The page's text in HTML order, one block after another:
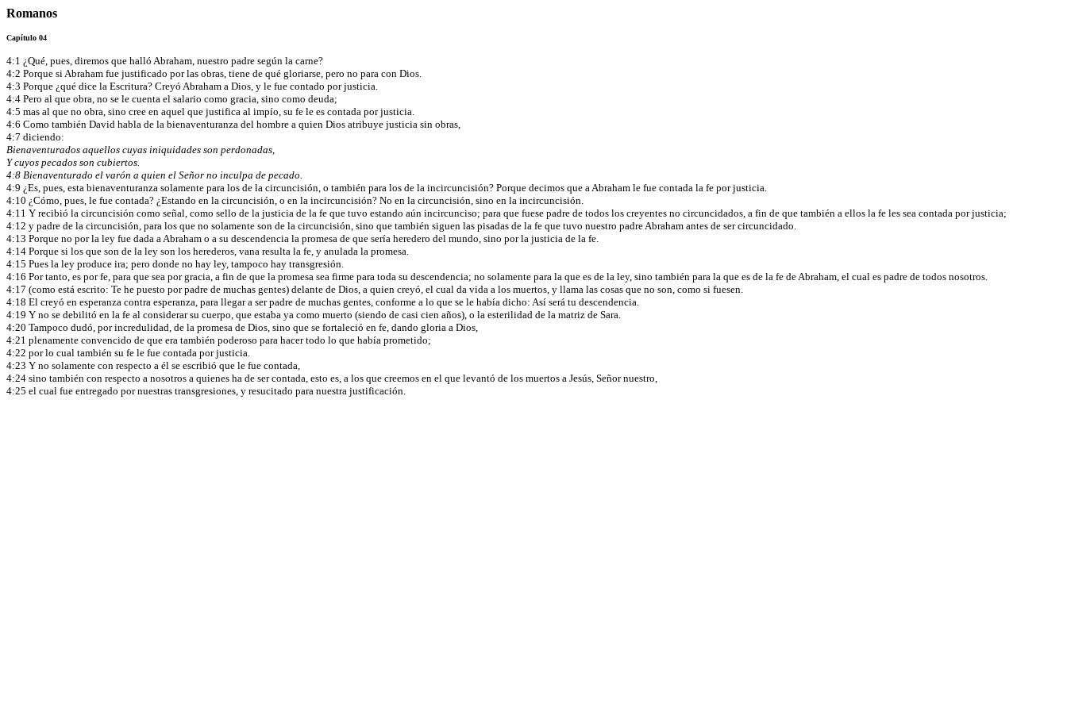
Romanos
Capítulo 04
4:1 ¿Qué, pues, diremos que halló Abraham, nuestro padre según la carne?
4:2 Porque si Abraham fue justificado por las obras, tiene de qué gloriarse, pero no para con Dios.
4:3 Porque ¿qué dice la Escritura? Creyó Abraham a Dios, y le fue contado por justicia.
4:4 Pero al que obra, no se le cuenta el salario como gracia, sino como deuda;
4:5 mas al que no obra, sino cree en aquel que justifica al impío, su fe le es contada por justicia.
4:6 Como también David habla de la bienaventuranza del hombre a quien Dios atribuye justicia sin obras,
4:7 diciendo:
Bienaventurados aquellos cuyas iniquidades son perdonadas,
Y cuyos pecados son cubiertos.
4:8 Bienaventurado el varón a quien el Señor no inculpa de pecado.
4:9 ¿Es, pues, esta bienaventuranza solamente para los de la circuncisión, o también para los de la incircuncisión? Porque decimos que a Abraham le fue contada la fe por justicia.
4:10 ¿Cómo, pues, le fue contada? ¿Estando en la circuncisión, o en la incircuncisión? No en la circuncisión, sino en la incircuncisión.
4:11 Y recibió la circuncisión como señal, como sello de la justicia de la fe que tuvo estando aún incircunciso; para que fuese padre de todos los creyentes no circuncidados, a fin de que también a ellos la fe les sea contada por justicia;
4:12 y padre de la circuncisión, para los que no solamente son de la circuncisión, sino que también siguen las pisadas de la fe que tuvo nuestro padre Abraham antes de ser circuncidado.
4:13 Porque no por la ley fue dada a Abraham o a su descendencia la promesa de que sería heredero del mundo, sino por la justicia de la fe.
4:14 Porque si los que son de la ley son los herederos, vana resulta la fe, y anulada la promesa.
4:15 Pues la ley produce ira; pero donde no hay ley, tampoco hay transgresión.
4:16 Por tanto, es por fe, para que sea por gracia, a fin de que la promesa sea firme para toda su descendencia; no solamente para la que es de la ley, sino también para la que es de la fe de Abraham, el cual es padre de todos nosotros.
4:17 (como está escrito: Te he puesto por padre de muchas gentes) delante de Dios, a quien creyó, el cual da vida a los muertos, y llama las cosas que no son, como si fuesen.
4:18 El creyó en esperanza contra esperanza, para llegar a ser padre de muchas gentes, conforme a lo que se le había dicho: Así será tu descendencia.
4:19 Y no se debilitó en la fe al considerar su cuerpo, que estaba ya como muerto (siendo de casi cien años), o la esterilidad de la matriz de Sara.
4:20 Tampoco dudó, por incredulidad, de la promesa de Dios, sino que se fortaleció en fe, dando gloria a Dios,
4:21 plenamente convencido de que era también poderoso para hacer todo lo que había prometido;
4:22 por lo cual también su fe le fue contada por justicia.
4:23 Y no solamente con respecto a él se escribió que le fue contada,
4:24 sino también con respecto a nosotros a quienes ha de ser contada, esto es, a los que creemos en el que levantó de los muertos a Jesús, Señor nuestro,
4:25 el cual fue entregado por nuestras transgresiones, y resucitado para nuestra justificación.